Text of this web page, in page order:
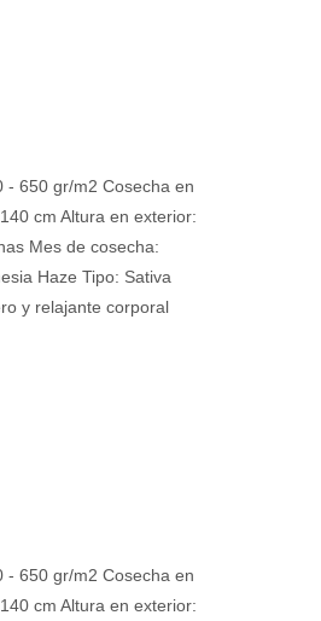
- 650 gr/m2 Cosecha en
cm Altura en exterior:
Mes de cosecha:
Haze Tipo: Sativa
y relajante corporal
- 650 gr/m2 Cosecha en
cm Altura en exterior: